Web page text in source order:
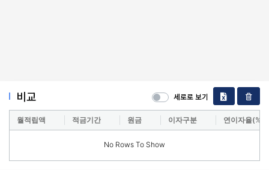
비교 세로로 보기
월적립액 적금기간 원금 이자구분 연이자율(%)
No Rows To Show